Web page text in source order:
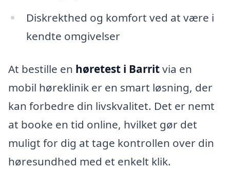
Diskrekthed og komfort ved at være i
kendte omgivelser
At bestille en høretest i Barritvia en
mobil høreklinik er en smart løsning, der
kan forbedre din livskvalitet. Det er nemt
at booke en tid online, hvilket gør det
muligt for dig at tage kontrollen over din
høresundhed med et enkelt klik.